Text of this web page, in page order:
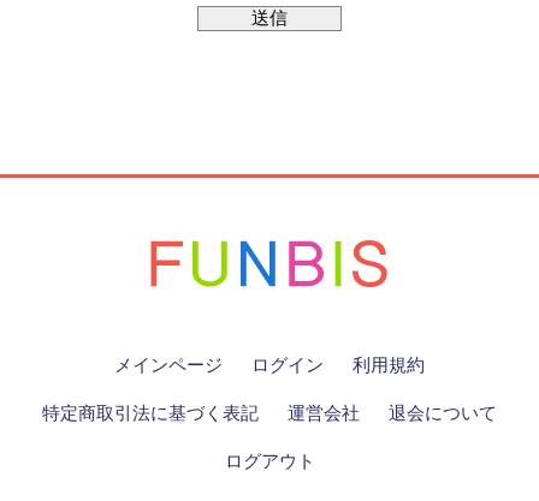
メインページ ログイン 利用規約
特定商取引法に基づく表記 運営会社 退会について
ログアウト